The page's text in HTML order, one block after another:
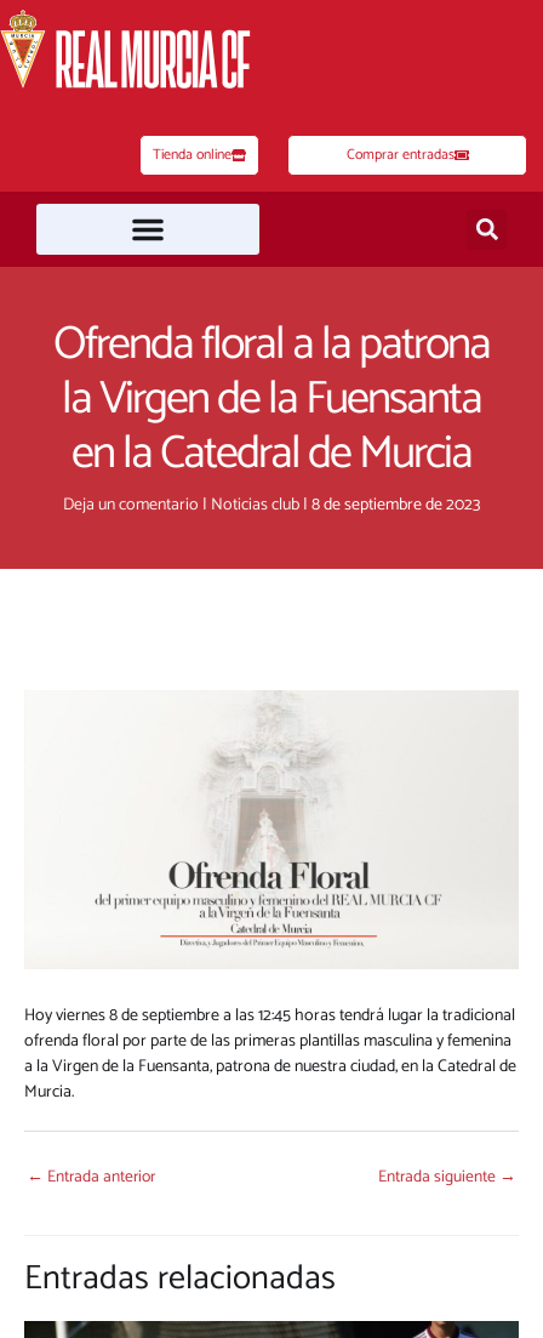
al
contenido
Tienda online Comprar entradas
Ofrenda floral a la patrona
la Virgen de la Fuensanta
en la Catedral de Murcia
Deja un comentario | Noticias club|8 de septiembre de 2023
Hoy viernes 8 de septiembre a las 12:45 horas tendrá lugar la tradicional
ofrenda floral por parte de las primeras plantillas masculina y femenina
a la Virgen de la Fuensanta, patrona de nuestra ciudad, en la Catedral de
Murcia.
← Entrada anterior Entrada siguiente →
Entradas relacionadas